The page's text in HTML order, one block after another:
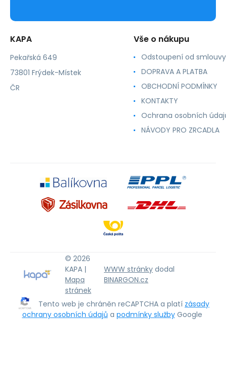
KAPA
Pekařská 649
73801 Frýdek-Místek
ČR
Vše o nákupu
Odstoupení od smlouvy
DOPRAVA A PLATBA
OBCHODNÍ PODMÍNKY
KONTAKTY
Ochrana osobních
NÁVODY PRO ZRCADLA
© 2026
KAPA |
Mapa
stránek
WWW stránky dodal
BINARGON.cz
Tento web je chráněn reCAPTCHA a platí zásady
ochrany osobních údajů a podmínky služby Google